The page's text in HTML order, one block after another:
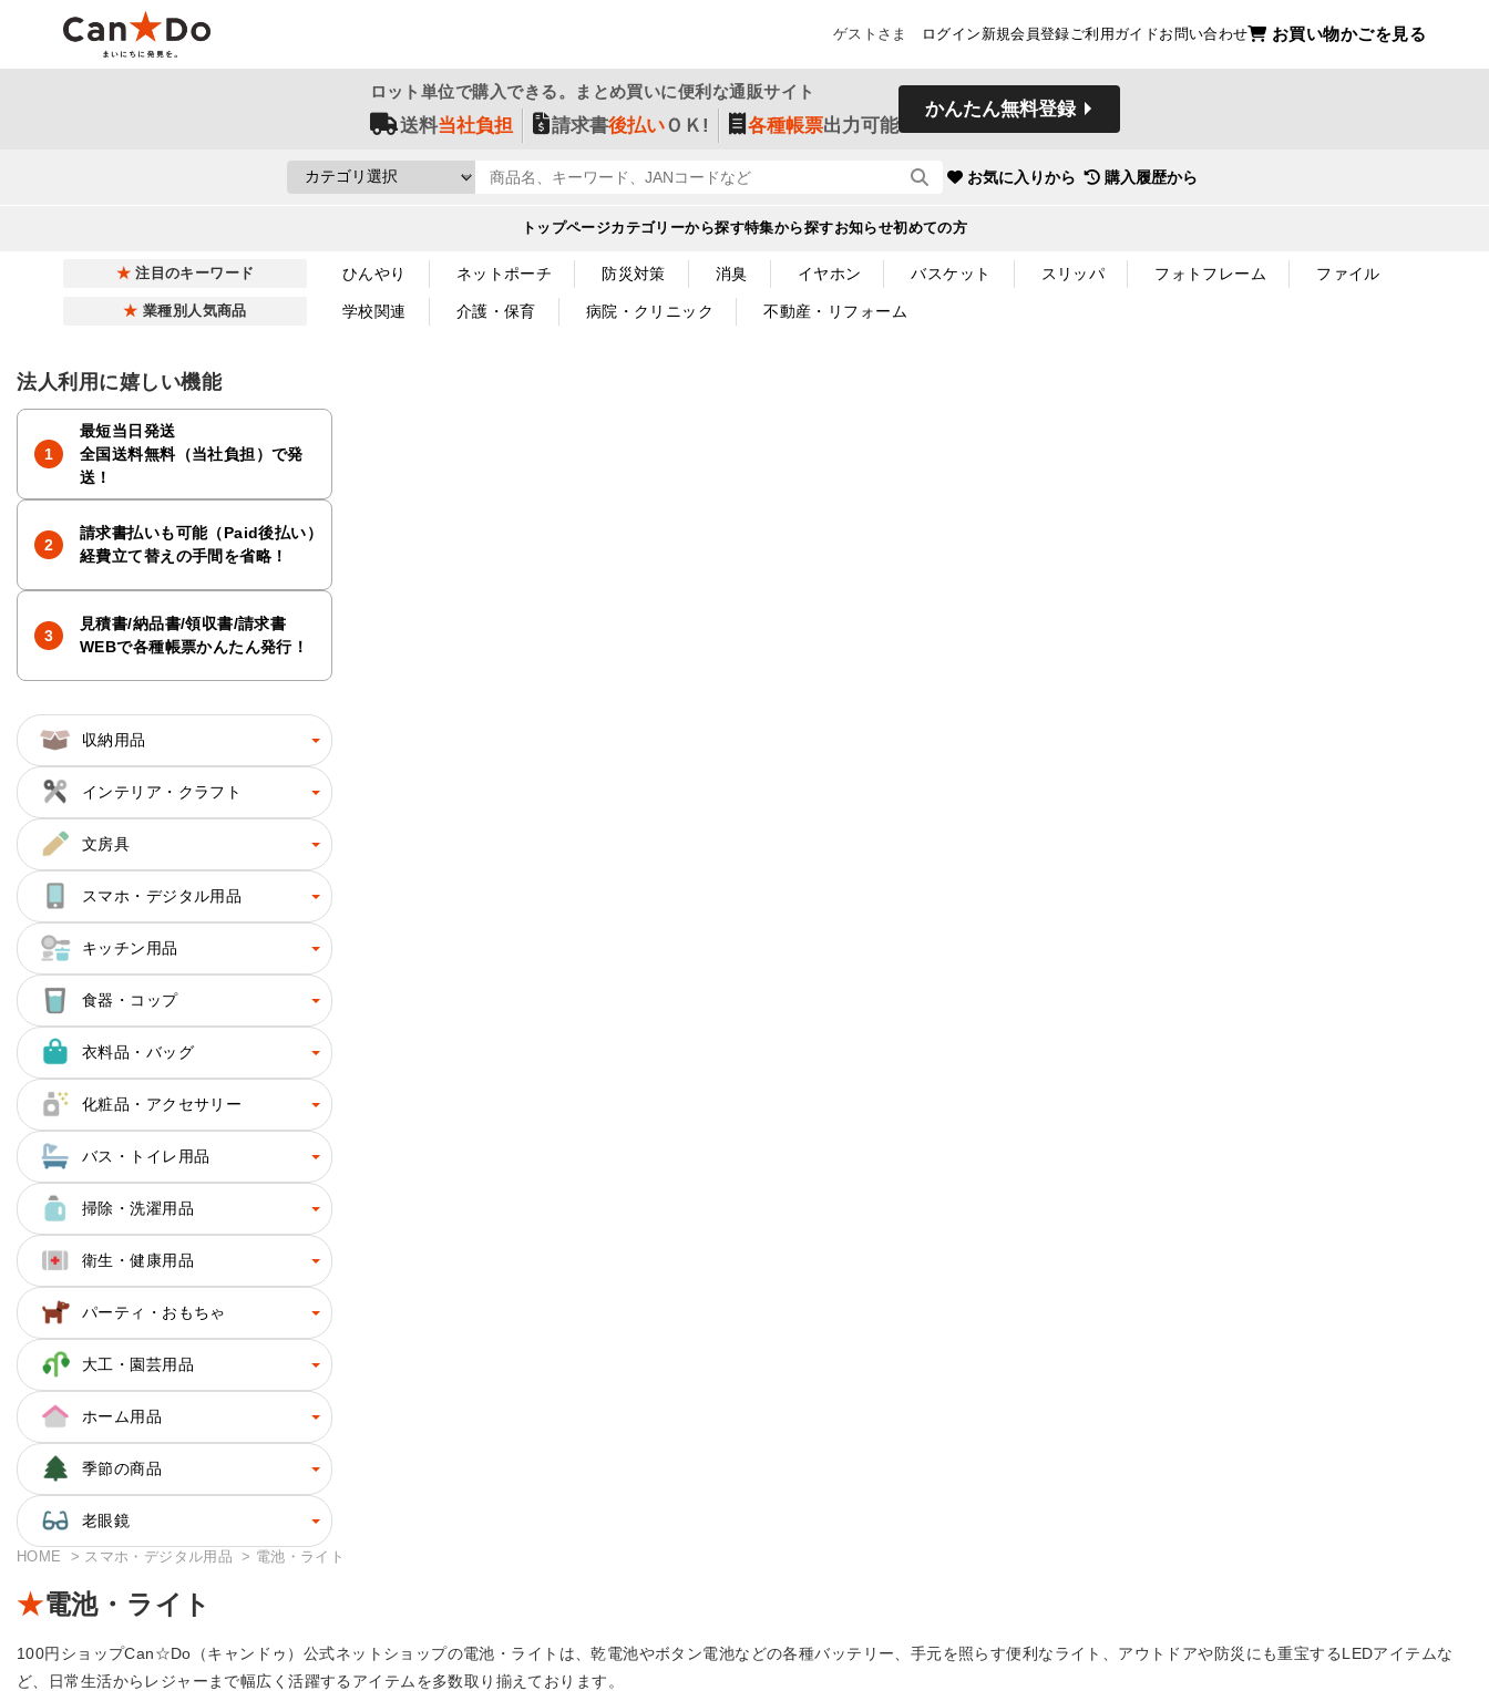
ゲストさま ログイン 新規会員登録ご利用ガイドお問い合わせ お買い物かごを見る
ロット単位で購入できる。まとめ買いに便利な通販サイト
送料当社負担 請求書後払いＯＫ! 各種帳票出力可能
かんたん無料登録
お気に入りから 購入履歴から
トップページカテゴリーから探す特集から探すお知らせ初めての方
注目のキーワード ひんやり ネットポーチ 防災対策 消臭 イヤホン バスケット スリッパ フォトフレーム ファイル
業種別人気商品 学校関連 介護・保育 病院・クリニック 不動産・リフォーム
HOME スマホ・デジタル用品 電池・ライト
電池・ライト
100円ショップCan☆Do（キャンドゥ）公式ネットショップの電池・ライトは、乾電池やボタン電池などの各種バッテリー、手元を照らす便利なライト、アウトドアや防災にも重宝するLEDアイテムな
ど、日常生活からレジャーまで幅広く活躍するアイテムを多数取り揃えております。
法人利用に嬉しい機能
最短当日発送
全国送料無料（当社負担）で発
送！
請求書払いも可能（Paid後払い）
経費立て替えの手間を省略！
見積書/納品書/領収書/請求書
WEBで各種帳票かんたん発行！
収納用品
インテリア・クラフト
文房具
スマホ・デジタル用品
キッチン用品
食器・コップ
衣料品・バッグ
化粧品・アクセサリー
バス・トイレ用品
掃除・洗濯用品
衛生・健康用品
パーティ・おもちゃ
大工・園芸用品
ホーム用品
季節の商品
老眼鏡